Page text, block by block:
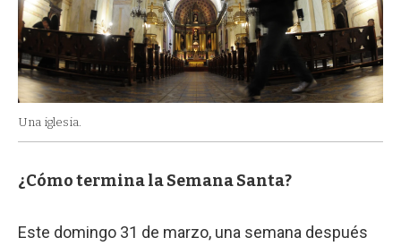
Una iglesia.
¿Cómo termina la Semana Santa?
Este domingo 31 de marzo, una semana después